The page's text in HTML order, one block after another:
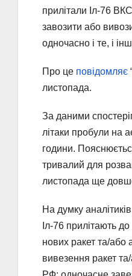
прилітали Іл-76
завозити або
одночасно і те, і
Про це повідомляє
листопада.
За даними
літаки пробули на
години.
тривалий для
листопада ще
На думку
Іл-76 прилітають
нових ракет та/або
вивезення ракет